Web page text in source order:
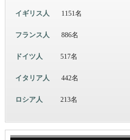
イギリス人 1151名
フランス人 886名
ドイツ人 517名
イタリア人 442名
ロシア人 213名